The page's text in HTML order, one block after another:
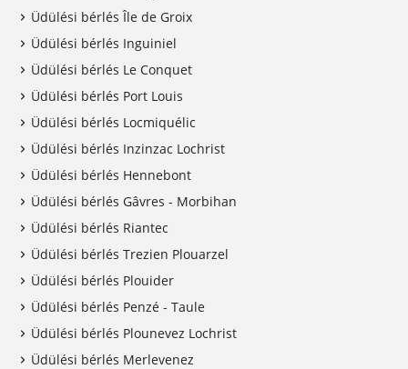
Üdülési bérlés Île de Groix
Üdülési bérlés Inguiniel
Üdülési bérlés Le Conquet
Üdülési bérlés Port Louis
Üdülési bérlés Locmiquélic
Üdülési bérlés Inzinzac Lochrist
Üdülési bérlés Hennebont
Üdülési bérlés Gâvres - Morbihan
Üdülési bérlés Riantec
Üdülési bérlés Trezien Plouarzel
Üdülési bérlés Plouider
Üdülési bérlés Penzé - Taule
Üdülési bérlés Plounevez Lochrist
Üdülési bérlés Merlevenez